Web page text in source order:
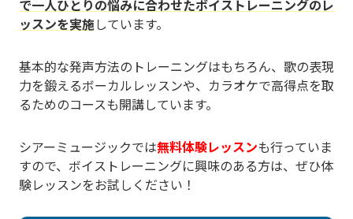
で一人ひとりの悩みに合わせたボイストレーニングのレ
ッスンを実施しています。
基本的な発声方法のトレーニングはもちろん、歌の表現
力を鍛えるボーカルレッスンや、カラオケで高得点を取
るためのコースも開講しています。
シアーミュージックでは無料体験レッスンも行っていま
すので、ボイストレーニングに興味のある方は、ぜひ体
験レッスンをお試しください！